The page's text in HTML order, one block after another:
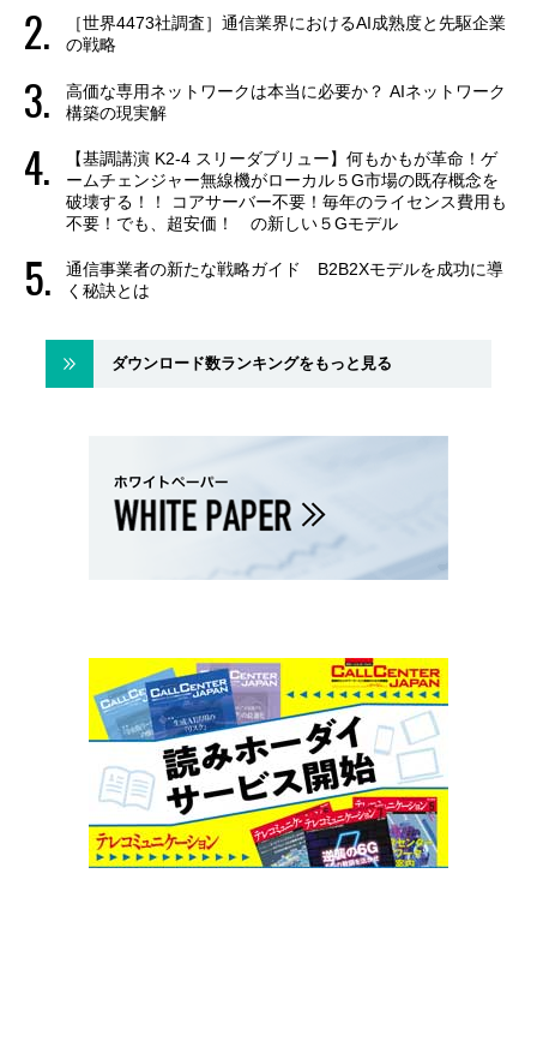
［世界4473社調査］通信業界におけるAI成熟度と先駆企業
の戦略
高価な専用ネットワークは本当に必要か？ AIネットワーク
構築の現実解
【基調講演 K2-4 スリーダブリュー】何もかもが革命！ゲ
ームチェンジャー無線機がローカル５G市場の既存概念を
破壊する！！ コアサーバー不要！毎年のライセンス費用も
不要！でも、超安価！ の新しい５Gモデル
通信事業者の新たな戦略ガイド B2B2Xモデルを成功に導
く秘訣とは
ダウンロード数ランキングをもっと見る